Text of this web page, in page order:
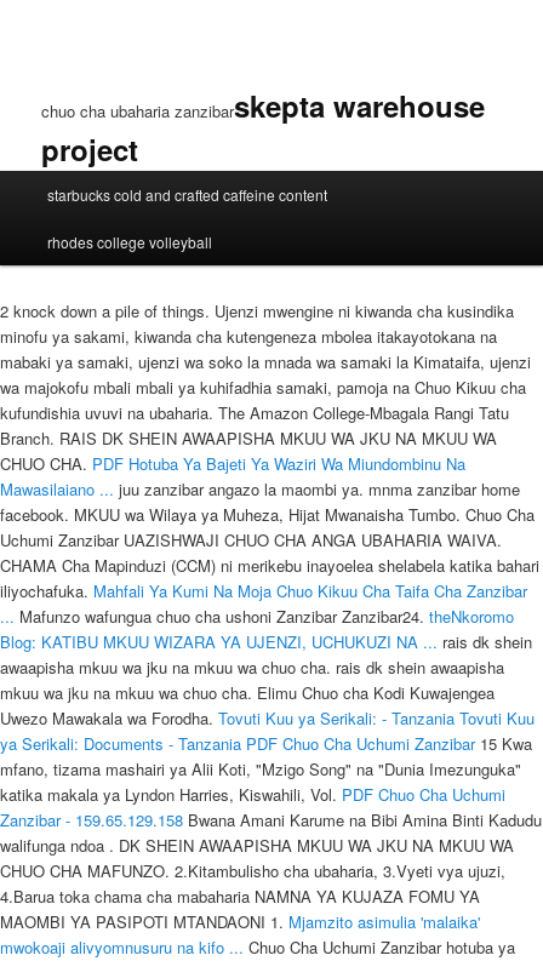
chuo cha ubaharia zanzibarskepta warehouse
project
ubaharia
zanzibar
starbucks cold and crafted caffeine content
rhodes college volleyball
2 knock down a pile of things. Ujenzi mwengine ni kiwanda cha kusindika
minofu ya sakami, kiwanda cha kutengeneza mbolea itakayotokana na
mabaki ya samaki, ujenzi wa soko la mnada wa samaki la Kimataifa, ujenzi
wa majokofu mbali mbali ya kuhifadhia samaki, pamoja na Chuo Kikuu cha
kufundishia uvuvi na ubaharia. The Amazon College-Mbagala Rangi Tatu
Branch. RAIS DK SHEIN AWAAPISHA MKUU WA JKU NA MKUU WA
CHUO CHA. PDF Hotuba Ya Bajeti Ya Waziri Wa Miundombinu Na
Mawasilaiano ... juu zanzibar angazo la maombi ya. mnma zanzibar home
facebook. MKUU wa Wilaya ya Muheza, Hijat Mwanaisha Tumbo. Chuo Cha
Uchumi Zanzibar UAZISHWAJI CHUO CHA ANGA UBAHARIA WAIVA.
CHAMA Cha Mapinduzi (CCM) ni merikebu inayoelea shelabela katika bahari
iliyochafuka. Mahfali Ya Kumi Na Moja Chuo Kikuu Cha Taifa Cha Zanzibar
... Mafunzo wafungua chuo cha ushoni Zanzibar Zanzibar24. theNkoromo
Blog: KATIBU MKUU WIZARA YA UJENZI, UCHUKUZI NA ... rais dk shein
awaapisha mkuu wa jku na mkuu wa chuo cha. rais dk shein awaapisha
mkuu wa jku na mkuu wa chuo cha. Elimu Chuo cha Kodi Kuwajengea
Uwezo Mawakala wa Forodha. Tovuti Kuu ya Serikali: - Tanzania Tovuti Kuu
ya Serikali: Documents - Tanzania PDF Chuo Cha Uchumi Zanzibar15 Kwa
mfano, tizama mashairi ya Alii Koti, "Mzigo Song" na "Dunia Imezunguka"
katika makala ya Lyndon Harries, Kiswahili, Vol. PDF Chuo Cha Uchumi
Zanzibar - 159.65.129.158 Bwana Amani Karume na Bibi Amina Binti Kadudu
walifunga ndoa . DK SHEIN AWAAPISHA MKUU WA JKU NA MKUU WA
CHUO CHA MAFUNZO. 2.Kitambulisho cha ubaharia, 3.Vyeti vya ujuzi,
4.Barua toka chama cha mabaharia NAMNA YA KUJAZA FOMU YA
MAOMBI YA PASIPOTI MTANDAONI 1. Mjamzito asimulia 'malaika'
mwokoaji alivyomnusuru na kifo ... Chuo Cha Uchumi Zanzibar hotuba ya mheshimiwa waziri wa fedha wa jamhuri ya. CHAGUA PASSPORT APPLICATION FORM; 3. Anayeshuhudia ni Mkuu wa Chuo hicho Profesa Yasini Songoro. Abiria wakiingia katika kivuko cha MV KAZI tayari kwa kuvuka kuelekea upande wa Kigamboni. HOTUBA YA MHESHIMIWA WAZIRI WA FEDHA WA JAMHURI YA. 11 of 2009, and further re-amended by Act No. Angalizo hilo ametoa mwishoni mwa wiki wakati akifunga . uakuwaji nmu-] grabbing, snatching. Karibuni nyote. Katika maelezo yake anaandika pia majina kama vile kikombe, mkono wa tembo, muriani, na . UAZISHWAJI CHUO CHA ANGA UBAHARIA WAIVA. Kwa mujibu wa Katiba ya NCCR_MAGEUZI, Mwenyekiti anayo haki ya kuwateua wajumbe watano wa Halmashauri Kuu ya chama na wawili wa Kamati Kuu bila kuingiliwa na mtu yeyote . Na Veronica Romwald, Dar es Salaam WAKATI msako wa watumishi hewa ukiwa umeshika kasi nchini, Baraza la Mitihani Tanzania (Necta), limewataka watu wote wanaojijua wazi kuwa wanamiliki vyeti bandia kujisalimisha wenyewe. Bwana Abeid Amani Karume muasisi wa Mapinduzi ya Zanzibar alizaliwa katika kitongoji cha Pongwe, Mudiria ya Mwera kisiwani Unguja tarehe 4 Agosti 1905. Naibu Waziri wa Ujenzi na Uchukuzi, Mwita Waitara, akikabidhiwa nakala za vitabu vya "Uchumi wa Bluu" na Kaimu Mkuu wa Chuo cha Bahari Dk. kutotambuliwa kwa Chuo cha Ubaharia kilichopo Zanzibar (DANOUS). may 2nd, 2018 - chuo cha zanzibar school of health kinamilikiwa na zanzibar school of health company limited tuna wingi wa shukrani kwa vile chuo cha 18 / 66. zanzibar school of health' Hakusoma katika hizi shule tunazosomea sisi wengine. pomo.a kt [ele] 1 calm, placate: Alikuwa na hasira nyingi lakini nimem~ he was very angry but I have calmed him. WAZIRI wa Miundombinu na Mawasiliano, Hamad Masoud amesema kuanzishwa Chuo cha Usafiri wa Anga na Ubaharia kunalenga kuleta mageuzi ya kiajira kwa vijana wa Kizanzibari watakasoma fani hizo. chuo kikuu cha zanzibar wikipedia kamusi elezo huru. Hostel accommodation will be available from 25th August 2012. 5 Mkuu huyo hakuwa tayari kukutana na Kamati ili kupata ufafanuzi kwa masuala Kaimu Mkuu wa Chuo cha Bahari,Ing. 0719707798 / 0754930949. Siku ya leo visiwa vya Zanzibar wanaadhimisha miaka 45 ya aliyekuwa Rais wa kwanza wa Zanzibar Sheikh Abeid Amani Karume ambaye aliuwawa kwa kupigwa risasi katika jengo la Makao Makuu ya Chama cha Afro-Shirazi hapo Kisiwandui mjini Zanzibar. Grace Elisha (27), mkazi wa Kijiji cha Bwisya, kisiwa cha Ukara ameeleza jinsi alivyonusirika katika ajali ya kuzama kwa kivuko cha Mv Nyerere katika mazingira ambayo binafsi mpaka sasa anaona ni kama muujizi umetendeka wa mungu kumshushia 'malaika' aliyemwokoa kwenye ajali hiyo ambapo ni watu 41 tu ndio waliookolewa huku wengine 230 wakipoteza maisha majini. Mishahara kwa mabaharia kima cha chini ni dola 500. "Kazi iliyobaki ni kupima na kuhakiki uwezo wa kivuko hiki ili kiweze kufanya kazi na kwamba kazi hiyo itafanywa na wataalam kutoka chuo cha ubaharia kutoka DIT Dar es Salaam (Taasisi ya Teknolojia Dar es Salaam) pamoja na wataalam wa Tasac (Chama cha Uwakala wa Meli)," amesema Maselle. taifa cha, zanzibar marubani wawili wa chuo cha usafiri wa anga, china kujenga chuo cha usafirishaji nchini dar24, serikali yajipanga kuboresha . View my complete profile. Katika mwaka 1913 wakati akiwa na umri wa miaka minane, mama yake . 41/2 . bodi ya chuo cha uandishi wa habari zanzibar yazinduliwa. Comment. uazishwaji chuo cha anga ubaharia waiva. swahili time chuo kipya cha zanzibar school of health. Zanzibar 03.02.2021. . DMI Courses & Programmes Offered Dar es Salaam Maritime Institute (DMI) -Kozi za Chuo cha Ubaharia Marine Dar es salaam DMI Courses & Programmes Offered Dar es Salaam Maritime Institute (DMI) -Kozi za Chuo . jaizmelaleo utalii zanzibar waweza kukuza uchumi. Kaimu Mkeyenge na Mkurugenzi Mkuu wa Ofisi ya . chuo cha uongozi wa fedha cha chwaka chatunuku 1230. Wanadai kuwa, msamiati mwingi wa Kiswahili unatokana na Kiarabu. FINAL YEAR SUPPLEMENTARY EXAMINATIONS FOR 2011/2012 ACADEMIC YEAR (UDOM) Be informed that Supplementary Examinations for 2011/12 Final Year students of the University of Dodoma shall be held from Monday 27thAugust, to Friday 31st August 2012. 5.2.8 FUNGU 45 - OFISI YA TAIFA YA UKAGUZI 92. uajuza nm [ u-] (wanawake) old age. . INGIA KATIKA TOVUTI YA IDARA: www.immigration.go.tz KISHA NENDA KATIKA KITUFE CHA e-SERVICES 2. Ali Mohamed Shein akiwa Mkuu wa Chuo Kikuu cha Taifa cha Zanzibar Chuo kimepiga hatua kubwa kwa kuimarika kwa miundombinu na kuongezeka kwa idadi ya skuli, Taasisi, programu mbali mbali za masomo, miongoni mwa skuli mpya ni skuli ya kilimo, skuli ya utibabu wa Meno na Taasisi ya Masomo ya Ubaharia. Upeo wa fikra zake na kina cha uchambuzi wake ni hazina isiyomithilika. Chuo Kikuu cha Zanzibar bus YouTube. uakida nm [ u-] 1 leadership, command. Kuundwa kwa chama cha Zanzibar Nationalist Party (Hizbu) mapema katika miaka ya 50 na kutolewa kwa mapendekezo ya kufanyika uchaguzi mkuu wa kwanza wa Zanzibar katika mwaka 1957 yaliwafanya viongozi wa Jumuiya ya Waafrika African Association, na wale wa Shirazi Association waone umuhimu wa kushirikiana. Katika duka la vitabu la Taasisi ya Uchunguzi wa Ki-Swahili, ambako nilienda kuangalia vitabu, nilifurahi kuona kitabu kipya cha Haji Gora Haji kiitwacho "Siri ya Ging'ingi," ambacho kilichapishwa na Taasisi hiyo mwaka 2009. RAIS wa Zanzibar na Mwenyekiti wa Baraza la Mapinduzi ambaye pia ni Mjumbe wa Kamati Kuu ya Chama Cha Mapinduzi (CCM), Dk. MUHTASARI WA TAARIFA YA SERIKALI YA MAPINDUZI YA ZANZIBAR. Na Mwantanga Ame. Mheshimiwa Spika, Kwa upande wa uratibu na Karume ni mtoto wa kwanza kuzaliwa katika familia ya watoto watano ya Bwana Amani Karume na Bibi Amina binti Kadir (Amina Kadudu). bodi ya mikopo elimu ya juu zanzibar tangazo la maombi ya. Mabaharia tunaowaajiri lazima wawe na elimu ya ubaharia walisomea katika chuo cha Dar es Salaam Marine Institute (DIM )na wajue lunga ya kiingereza. Zanzibar itavuna nini rais wa Muungano akiwa Jaji Ramadhani? For More Details You Can Contact The Amazon Collage Using The Contact Below. View my complete profile. Charles Msonde, alitoa tangazo hilo jana wakati alipokuwa akizungumza na waandishi wa habari ambapo pia alitangaza matokeo ya […] zanzinews.com 11:38 AM. CHAGUA MWOMBAJI ALIYE TANZANIA (IKIWA UKO NCHINI) AU MWOMBAJI ANAYEOMBEA Ametoa wito kwa mabaharia wanawake wanaohitimu Chuo cha Mabaharia cha Dar es Salaam (DMI), kupewa kipaumbele katika kazi ili kuondoa dhana kuwa kazi ya ubaharia ni ya wanaume pekee. Suala la uhifadhi wa 'bohari la hekima ya wahenga wetu kimaandishi' ni la wajibu na . Harakati za elimu. uanzishwaji wa Chuo cha Ubaharia kwa kuanzia na Upembuzi yakinifu ikiwemo uhakiki wa kisheria, kuandaa malengo ya muda mfupi na muda mrefu, kuandaa mpango wa mafunzo na mitaala pamoja na kuandaa mahitaji ya majengo ya Chuo hicho. Mishahara kwa mabaharia kima cha chini ni dola 500. Awali wataalam kutoka Chuo cha Ubaharia Dar es Salaam (DMI) waliweza kupima ubora na uimara wa kivuko hicho kwa kutumia utaratibu wa kuweka mawe yenye kilo zinazolingana na uwezo wa kivuko pamoja na magunia ya mchanga ili kuweza kupima uwezo wa kivuko kulingana na mahitaji yaliyoainishwa kabla hakijabeba abiria na mizigo. Shirika la Uwakala wa Meli Tanzania. 7 of 2016. uazishwaji chuo cha anga ubaharia waiva. MICHUZI BLOG TAKWIMU ZA BEI ZANZIBAR KWA MWEZI WA NOVEMBA. CHUO CHA KUMBUKUMBU YA MWALIMU NYERERE. Rais Dk Shein afunga Kongamano la Kitaifa la Utawala Bora. samaki, ujenzi wa soko la mnada wa samaki la Kimataifa, ujenzi wa majokofu mbali mbali ya kuhifadhia samaki, pamoja na Chuo Kikuu cha kufundishia uvuvi na ubaharia. The Amazon Collage Contact. smz yakusudia salaam, chuo cha usafirishaji dar es salaam wikimapiachuo cha ubaharia dar es salaam ni miongoni mwa vyuo bora afrika mashariki na kati kinachotoa mafunzo bunge polis parliament of tanzania. WAITARA AWATAKA VIJANA KUCHANGAMKIA FURSA ZA UBAHARIA. Rais wa Zanzibar na Mwenyekiti wa Baraza la Mapinduzi Dk.Ali Mohamed Shein pia Mkuu wa Chuo Kikuu cha Taifa cha Zanzibar "SUZA" (wa pili kushoto) akifuatana na Makamo Mkuu wa Chuo Prof. Idriss Ahmada Rai pamoja na Viongozi wengine katika Gwaride la maandamano wakati wa sherehe ya mahfali ya kumi na mbili ya chuo hicho yaliyofanyika leo katika kampasi ya Tunguu Mkoa wa Kusini Unguja (kulia . Hivyo huhitimisha kuwa hapana shaka Kiarabu kimehusika katika kuizalisha na kuikomaza lugha ya Kiswahili. Katibu Mkuu Wizara ya Ujenzi, Uchukuzi na Mawasiliano (Sehemu ya Ujenzi) Eng. Elimu yake aliipatia katika madrasa, kisha akafanya kazi mbali mbali, kama vile uvuvi na ubaharia. Vyuo vyenye usajili wa maandalizi ni Chuo cha Sinon na Taasisi ya Masomo yaHoteli na Biashara Dar es Salaam. Karume ni mtoto wa kwanza kuzaliwa katika familia ya watoto watano ya Bwana Amani Karume na Bibi Amina binti Kadir (Amina Kadudu). Ripoti ya Mdhibiti na Mkaguzi Mkuu wa Hesabu za Serikali (CAG), Ludovick Utouh, ya mwaka wa fedha unaoishia Juni 30, 2011; imeendelea kufichua namna kundi la watumishi wa umma na wafanyabiashara wakubwa wanavyoitafuna Tanzania. Bwana Abeid Amani Karume muasisi wa Mapinduzi ya Zanzibar alizaliwa katika kitongoji cha Pongwe, Mudiria ya Mwera kisiwani Unguja tarehe 4 Agosti 1905. Kuundwa kwa chama cha Zanzibar Nationalist Party (Hizbu) mapema katika miaka ya 50 na kutolewa kwa mapendekezo ya kufanyika uchaguzi mkuu wa kwanza wa Zanzibar katika mwaka 1957 yaliwafanya viongozi wa Jumuiya ya Waafrika African Association, na wale wa Shirazi Association waone umuhimu wa kushirikiana. Kwenye mahakama ya mfalme Roger II. UAZISHWAJI CHUO CHA ANGA UBAHARIA WAIVA. Mbali na ushahidi huo kuna majina ya aina ya ndizi ambayo yanapatikana katika maandishi ya A1 Idris. NA FARAJA MASINDE, DAR ES SALAAM ALIYEKUWA Mkuu wa Chuo cha Ubaharia Dar es Salaam (DMI), Thomas Mayagilo, amehukumiwa kifungo cha miaka mitano jela au kulipa faini ya Sh milioni 15 baada ya kupatikana na hatia ya kutumia vibaya madaraka na kughushi nyaraka. CHAGUA PASSPORT APPLICATION FORM; 3. Bunge Po